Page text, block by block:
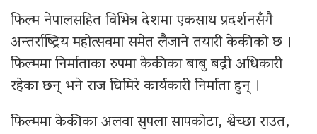
फिल्म नेपालसहित विभिन्न देशमा एकसाथ प्रदर्शनसँगै
अन्तर्राष्ट्रिय महोत्सवमा समेत लैजाने तयारी केकीको छ ।
फिल्ममा निर्माताका रुपमा केकीका बाबु बद्री अधिकारी
रहेका छन् भने राज घिमिरे कार्यकारी निर्माता हुन् ।
फिल्ममा केकीका अलवा सुपला सापकोटा, श्वेच्छा राउत,